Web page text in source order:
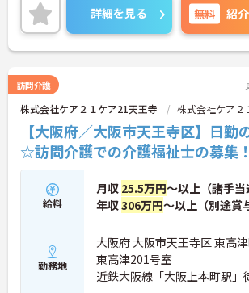
ご興味のある方には、面接対策ポイントなど、さ
に詳細をご案内しますのでお気軽にご相談くださ
い！
詳細を見る 無料 紹
訪問介護
株式会社ケア２１ケア21天王寺 株式会社ケア２
【大阪府／大阪市天王寺区】日
☆訪問介護での介護福祉士の募集！
給料
月収 25.5万円～以上（諸手当
年収306万円～以上（別途賞
勤務地
大阪府 大阪市天王寺区 東高
東高津201号室
近鉄大阪線「大阪上本町駅」